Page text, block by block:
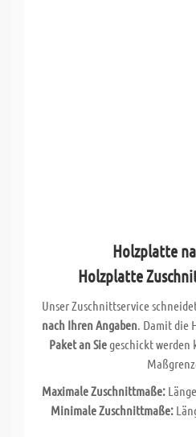
Holzplatte
Holzplatte
Unser Zuschnittservice
nach Ihren Angaben. Damit die
Paket an Siegeschickt werden
Maximale Zuschnittmaße:
Minimale Zuschnittmaße: